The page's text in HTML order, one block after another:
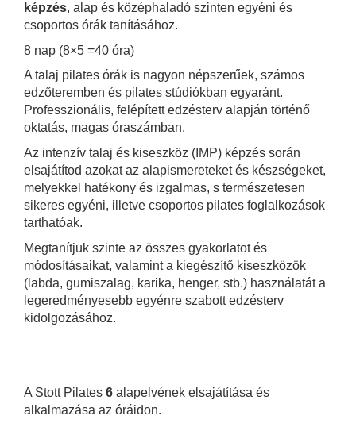
képzés, alap és középhaladó szinten egyéni és
csoportos órák tanításához.
8 nap (8×5 =40 óra)
A talaj pilates órák is nagyon népszerűek, számos
edzőteremben és pilates stúdiókban egyaránt.
Professzionális, felépített edzésterv alapján történő
oktatás, magas óraszámban.
Az intenzív talaj és kiseszköz (IMP) képzés során
elsajátítod azokat az alapismereteket és készségeket,
melyekkel hatékony és izgalmas, s természetesen
sikeres egyéni, illetve csoportos pilates foglalkozások
tarthatóak.
Megtanítjuk szinte az összes gyakorlatot és
módosításaikat, valamint a kiegészítő kiseszközök
(labda, gumiszalag, karika, henger, stb.) használatát a
legeredményesebb egyénre szabott edzésterv
kidolgozásához.
A Stott Pilates 6 alapelvének elsajátítása és
alkalmazása az óráidon.